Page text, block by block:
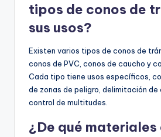
tipos de conos de
sus usos?
Existen varios tipos de conos de
conos de PVC, conos de caucho y
Cada tipo tiene usos específicos,
de zonas de peligro, delimitación de
control de multitudes.
¿De qué materiales